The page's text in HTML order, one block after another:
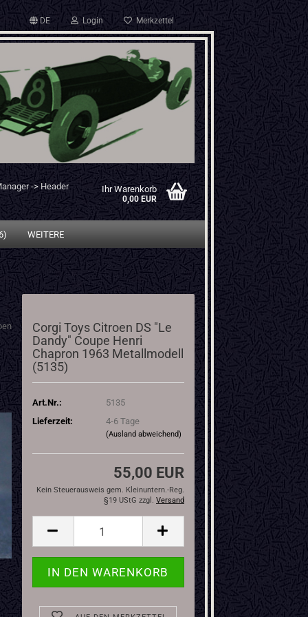
DE Login Merkzettel
-> Header Ihr Warenkorb
0,00 EUR
WEITERE
Corgi Toys Citroen DS "Le
Dandy" Coupe Henri
Chapron 1963 Metallmodell
(5135)
Art.Nr.:
5135
Lieferzeit:
4-6 Tage
(Ausland abweichend)
55,00 EUR
Kein Steuerausweis gem. Kleinuntern.-Reg.
§19 UStG zzgl. Versand